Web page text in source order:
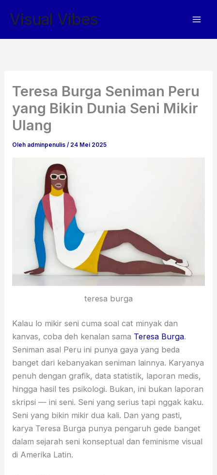
Visual Vibes
Teresa Burga Seniman Peru
yang Bikin Dunia Seni Mikir
Ulang
Oleh adminpenulis/ 24 Mei 2025
teresa burga
Kalau lo mikir seni cuma soal cat minyak dan
kanvas, coba deh kenalan sama Teresa Burga.
Seniman asal Peru ini punya gaya yang beda
banget dari kebanyakan seniman lainnya. Karyanya
penuh dengan grafik, data statistik, laporan medis,
hingga hasil tes psikologi. Bukan, ini bukan laporan
skripsi — ini seni. Seni yang serius tapi nggak kaku.
Seni yang bikin mikir dua kali. Dan yang pasti,
karya Teresa Burga punya pengaruh gede banget
dalam sejarah seni konseptual dan feminisme visual
di Amerika Latin.